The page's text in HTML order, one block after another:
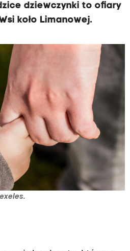
dziewczynki to ofiary
koło Limanowej.